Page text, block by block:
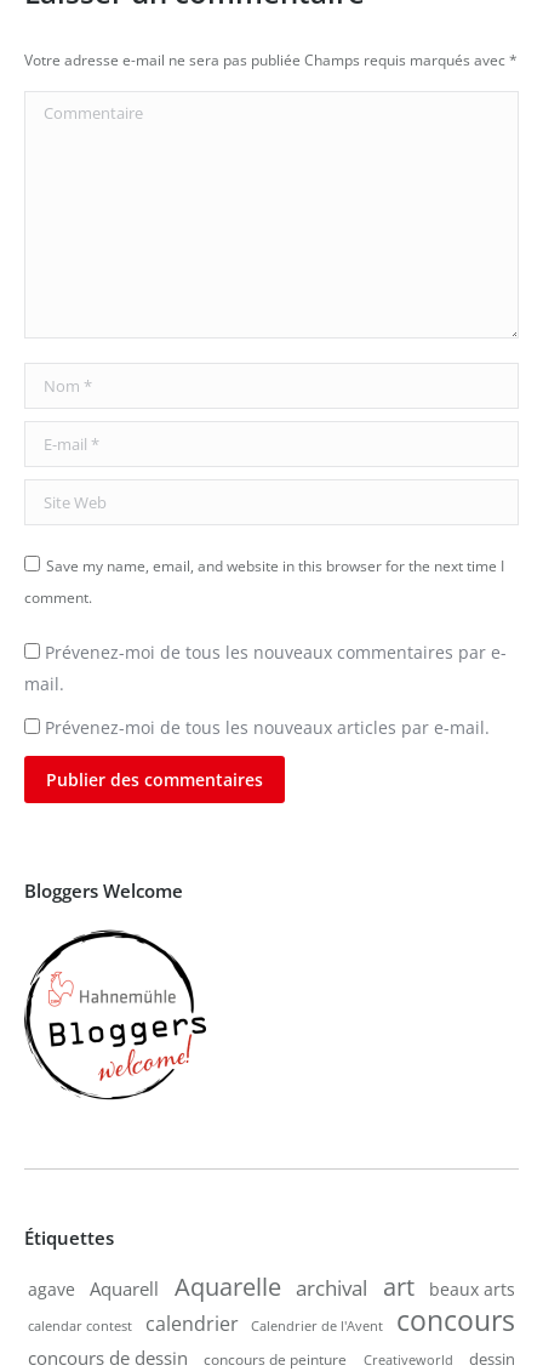
Votre adresse e-mail ne sera pas publiée Champs requis marqués avec*
Commentaire
Nom *
E-mail *
Site Web
Save my name, email, and website in this browser for the next time I
comment.
Prévenez-moi de tous les nouveaux commentaires par e-
mail.
Prévenez-moi de tous les nouveaux articles par e-mail.
Publier des commentaires
Bloggers Welcome
Étiquettes
agave Aquarell Aquarelle archival art beaux arts
calendar contest calendrier Calendrier de l'Avent concours
concours de dessin concours de peinture Creativeworld dessin